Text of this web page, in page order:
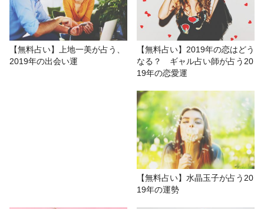
# 小野十傳 # 本格占い館 # 無料占い # 姓名判断
# 恋愛
【無料占い】上地一美が占う、
2019年の出会い運
【無料占い】2019年の恋はどう
なる？ ギャル占い師が占う20
19年の恋愛運
【無料占い】水晶玉子が占う20
19年の運勢